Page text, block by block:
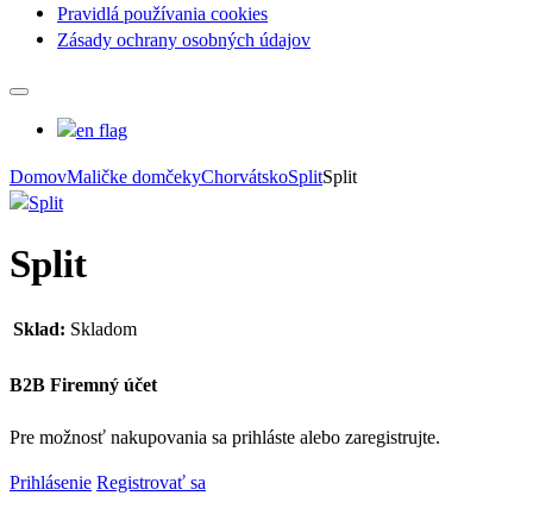
Pravidlá používania cookies
Zásady ochrany osobných údajov
DomovMaličke domčekyChorvátskoSplitSplit
Split
Sklad: Skladom
B2B Firemný účet
Pre možnosť nakupovania sa prihláste alebo zaregistrujte.
Prihlásenie Registrovať sa